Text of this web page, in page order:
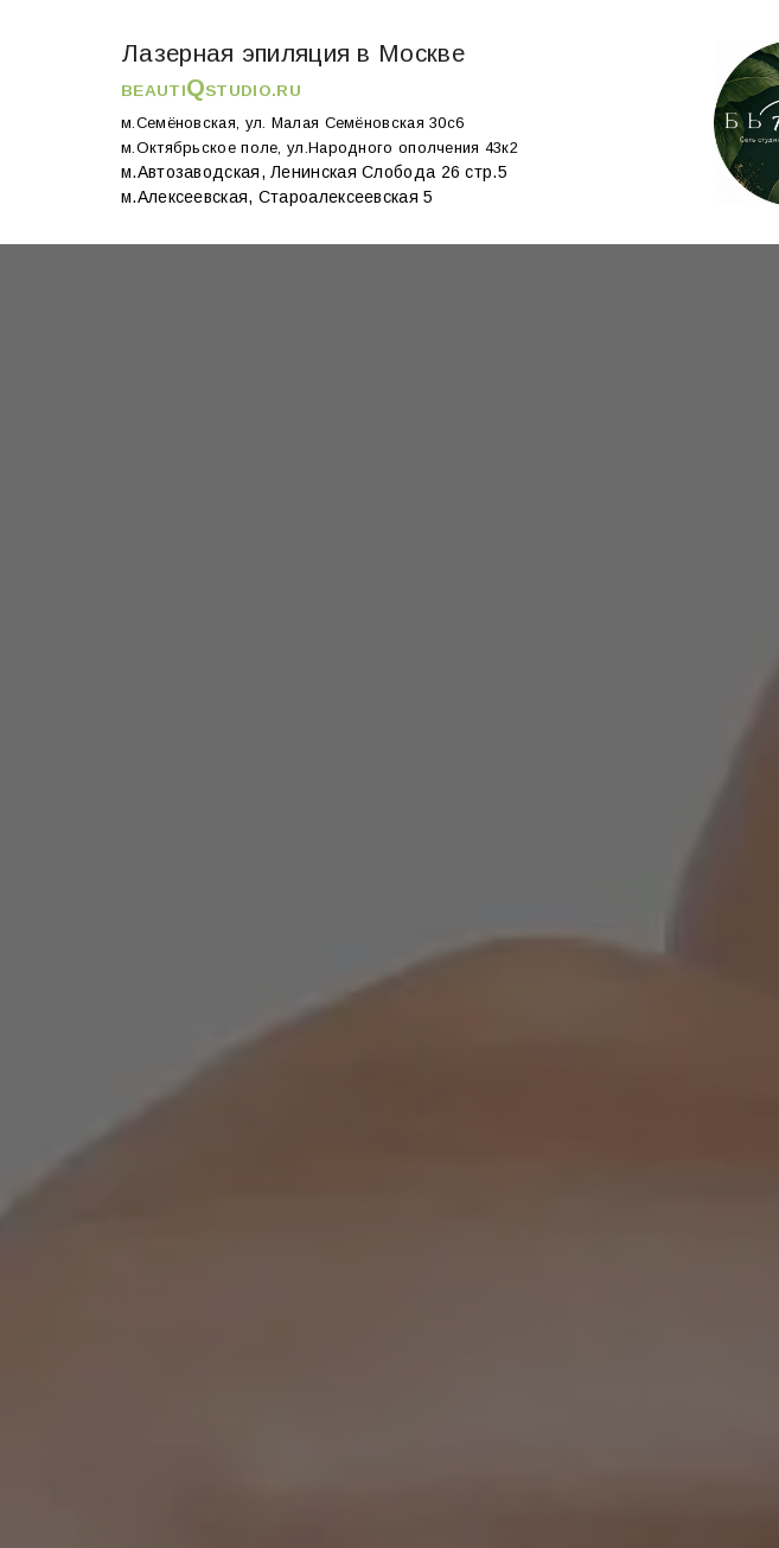
Лазерная эпиляция в Москве
BEAUTIQSTUDIO.RU
м.Семёновская, ул. Малая Семёновская 30с6
м.Октябрьское поле, ул.Народного ополчения 43к2
м.Автозаводская, Ленинская Слобода 26 стр.5
м.Алексеевская, Староалексеевская 5